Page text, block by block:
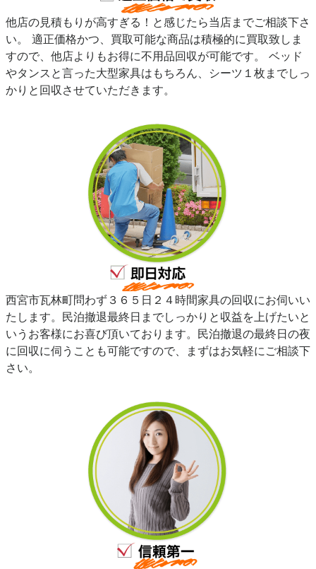
他店の見積もりが高すぎる！と感じたら当店までご相談下さ
い。 適正価格かつ、買取可能な商品は積極的に買取致しま
すので、他店よりもお得に不用品回収が可能です。 ベッド
やタンスと言った大型家具はもちろん、シーツ１枚までしっ
かりと回収させていただきます。
西宮市瓦林町問わず３６５日２４時間家具の回収にお伺いい
たします。民泊撤退最終日までしっかりと収益を上げたいと
いうお客様にお喜び頂いております。民泊撤退の最終日の夜
に回収に伺うことも可能ですので、まずはお気軽にご相談下
さい。